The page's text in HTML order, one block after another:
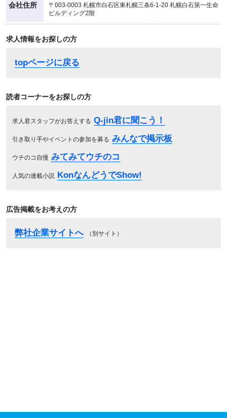
会社住所
〒003-0003 札幌市白石区東札幌三条6-1-20 札幌白石第一生命
ビルディング2階
求人情報をお探しの方
topページに戻る
読者コーナーをお探しの方
求人君スタッフがお答えする Q-jin君に聞こう！
引き取り手やイベントの参加を募る みんなで掲示板
ウチのコ自慢 みてみてウチのコ
人気の連載小説 KonなんどうでShow!
広告掲載をお考えの方
弊社企業サイトへ （別サイト）